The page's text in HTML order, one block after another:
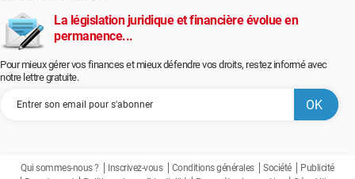
La législation juridique et financière évolue en
permanence...
Pour mieux gérer vos finances et mieux défendre vos droits, restez informé avec
notre lettre gratuite.
Qui sommes-nous ? Inscrivez-vous Conditions générales Société
Publicité